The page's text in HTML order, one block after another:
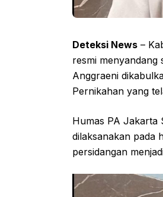
Deteksi News –
resmi
Anggraeni
Pernikahan yang
Humas PA Jakarta
dilaksanakan pada
persidangan